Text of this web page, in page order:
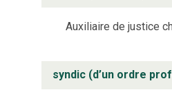
Auxiliaire de justice
syndic (d’un ordre